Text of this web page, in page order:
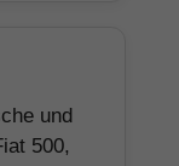
und
500,